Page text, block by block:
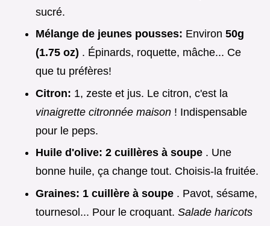
sucré.
Mélange de jeunes pousses: Environ 50g
(1.75 oz) . Épinards, roquette, mâche... Ce
que tu préfères!
Citron: 1, zeste et jus. Le citron, c'est la
vinaigrette citronnée maison ! Indispensable
pour le peps.
Huile d'olive: 2 cuillères à soupe . Une
bonne huile, ça change tout. Choisis-la fruitée.
Graines: 1 cuillère à soupe . Pavot, sésame,
tournesol... Pour le croquant. Salade haricots